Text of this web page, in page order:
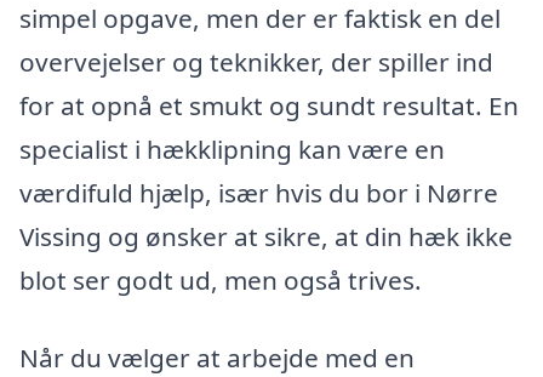
simpel opgave, men der er faktisk en del
overvejelser og teknikker, der spiller ind
for at opnå et smukt og sundt resultat. En
specialist i hækklipning kan være en
værdifuld hjælp, især hvis du bor i Nørre
Vissing og ønsker at sikre, at din hæk ikke
blot ser godt ud, men også trives.
Når du vælger at arbejde med en